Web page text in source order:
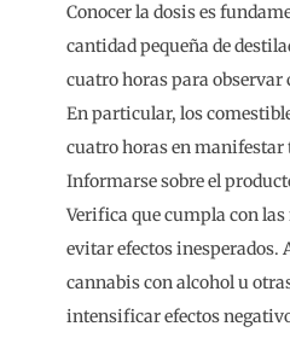
Conocer la dosis es
cantidad pequeña de
cuatro horas para observar
En particular, los
cuatro horas en manifestar
Informarse sobre el
Verifica que cumpla con
evitar efectos inesperados.
cannabis con alcohol u
intensificar efectos